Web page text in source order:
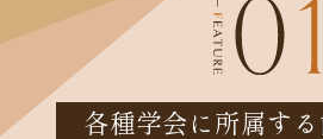
各種学会に所属す